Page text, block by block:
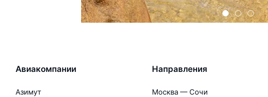
Авиакомпании
Азимут
Направления
Москва — Сочи